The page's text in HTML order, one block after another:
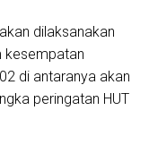
dilaksanakan
kesempatan
di antaranya akan
peringatan HUT